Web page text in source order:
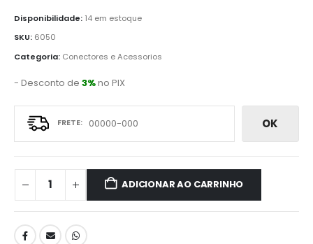
Disponibilidade: 14 em estoque
SKU: 6050
Categoria: Conectores e Acessorios
- Desconto de 3%no PIX
OK
ADICIONAR AO CARRINHO